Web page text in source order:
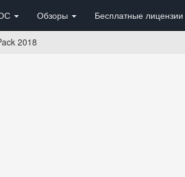
Обзоры Бесплатные лицензии
2018